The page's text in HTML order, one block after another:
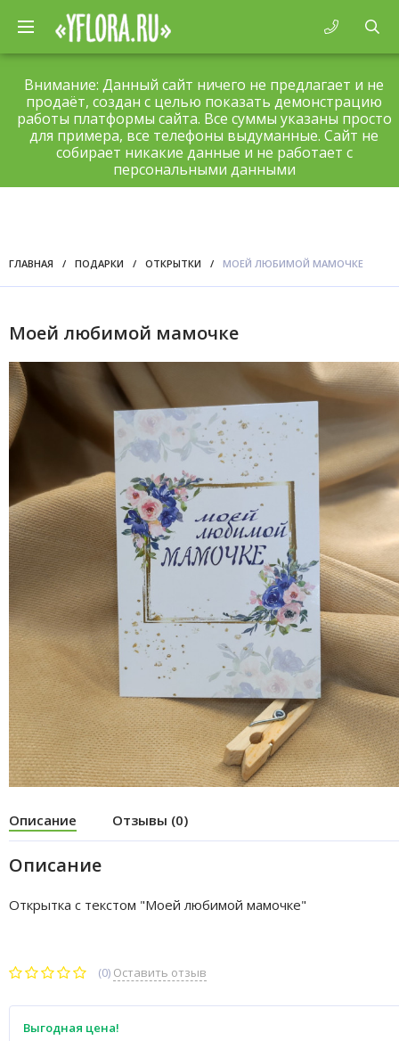
Внимание: Данный сайт ничего не предлагает и не
продаёт, создан с целью показать демонстрацию
работы платформы сайта. Все суммы указаны просто
для примера, все телефоны выдуманные. Сайт не
собирает никакие данные и не работает с
персональными данными
ГЛАВНАЯ / ПОДАРКИ / ОТКРЫТКИ / МОЕЙ ЛЮБИМОЙ МАМОЧКЕ
Моей любимой мамочке
Описание Отзывы (0)
Описание
Открытка с текстом "Моей любимой мамочке"
(0) Оставить отзыв
Выгодная цена!